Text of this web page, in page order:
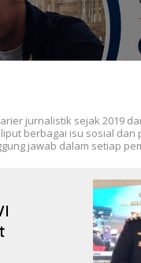
jurnalistik sejak 2019
berbagai isu sosial
jawab dalam setiap